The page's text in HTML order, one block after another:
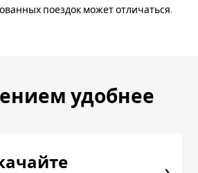
поездок может отличаться.
удобнее